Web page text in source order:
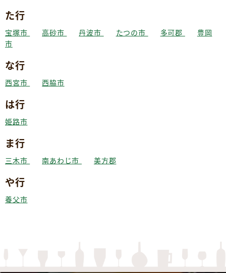
た行
宝塚市 高砂市 丹波市 たつの市 多可郡
豊岡
市
な行
西宮市 西脇市
は行
姫路市
ま行
三木市 南あわじ市 美方郡
や行
養父市